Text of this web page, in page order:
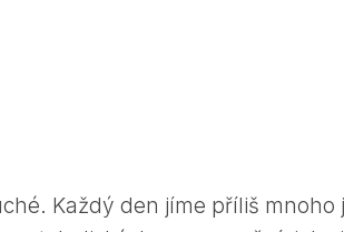
Každý den jíme příliš mnoho